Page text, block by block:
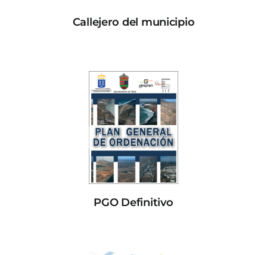
Callejero del municipio
PGO Definitivo